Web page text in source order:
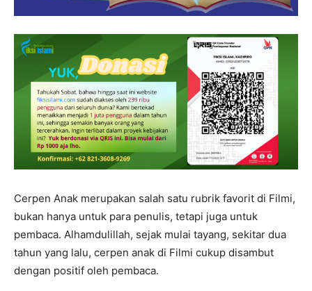
Cerpen Anak merupakan salah satu rubrik favorit di Filmi,
bukan hanya untuk para penulis, tetapi juga untuk
pembaca. Alhamdulillah, sejak mulai tayang, sekitar dua
tahun yang lalu, cerpen anak di Filmi cukup disambut
dengan positif oleh pembaca.